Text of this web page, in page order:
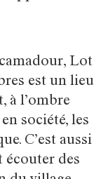
Lot
est un lieu
à l’ombre
société, les
C’est aussi
écouter des